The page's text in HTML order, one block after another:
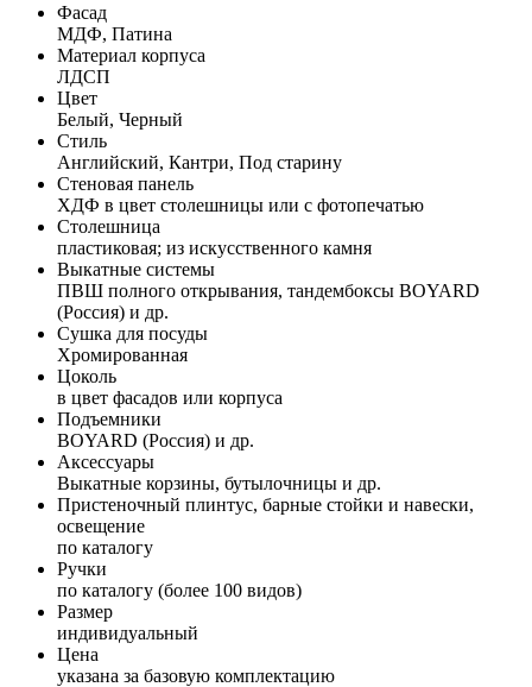
Фасад
МДФ, Патина
Материал корпуса
ЛДСП
Цвет
Белый, Черный
Стиль
Английский, Кантри, Под старину
Стеновая панель
ХДФ в цвет столешницы или с фотопечатью
Столешница
пластиковая; из искусственного камня
Выкатные системы
ПВШ полного открывания, тандембоксы BOYARD
(Россия) и др.
Сушка для посуды
Хромированная
Цоколь
в цвет фасадов или корпуса
Подъемники
BOYARD (Россия) и др.
Аксессуары
Выкатные корзины, бутылочницы и др.
Пристеночный плинтус, барные стойки и навески,
освещение
по каталогу
Ручки
по каталогу (более 100 видов)
Размер
индивидуальный
Цена
указана за базовую комплектацию